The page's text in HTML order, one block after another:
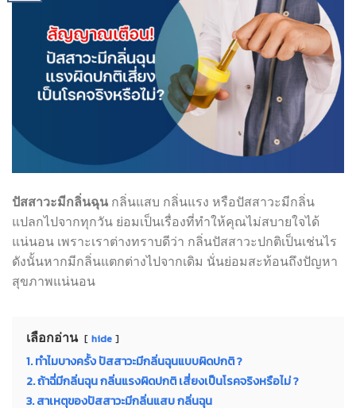
ปัสสาวะมีกลิ่นฉุน กลิ่นแสบ กลิ่นแรง หรือปัสสาวะมีกลิ่น
แปลกไปจากทุกวัน ย่อมเป็นเรื่องที่ทำให้คุณไม่สบายใจได้
แน่นอน เพราะเราต่างทราบดีว่า กลิ่นปัสสาวะปกติเป็นเช่นไร
ดังนั้นหากมีกลิ่นแตกต่างไปจากเดิม นั่นย่อมสะท้อนถึงปัญหา
สุขภาพแน่นอน
เลือกอ่าน hide
1. ทำไมบางครั้ง ปัสสาวะมีกลิ่นฉุนแบบผิดปกติ ?
2. ถ้าฉี่มีกลิ่นฉุน กลิ่นแรงผิดปกติ เสี่ยงเป็นโรคจริงหรือไม่ ?
3. สาเหตุของปัสสาวะมีกลิ่นแสบ กลิ่นฉุน